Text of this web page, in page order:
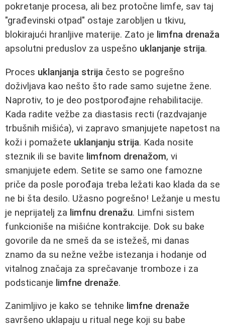
pokretanje procesa, ali bez protočne limfe, sav taj
"građevinski otpad" ostaje zarobljen u tkivu,
blokirajući hranljive materije. Zato je limfna drenaža
apsolutni preduslov za uspešno uklanjanje strija.
Proces uklanjanja strija često se pogrešno
doživljava kao nešto što rade samo sujetne žene.
Naprotiv, to je deo postporođajne rehabilitacije.
Kada radite vežbe za diastasis recti (razdvajanje
trbušnih mišića), vi zapravo smanjujete napetost na
koži i pomažete uklanjanju strija. Kada nosite
steznik ili se bavite limfnom drenažom, vi
smanjujete edem. Setite se samo one famozne
priče da posle porođaja treba ležati kao klada da se
ne bi šta desilo. Užasno pogrešno! Ležanje u mestu
je neprijatelj za limfnu drenažu. Limfni sistem
funkcioniše na mišićne kontrakcije. Dok su bake
govorile da ne smeš da se istežeš, mi danas
znamo da su nežne vežbe istezanja i hodanje od
vitalnog značaja za sprečavanje tromboze i za
podsticanje limfne drenaže.
Zanimljivo je kako se tehnike limfne drenaže
savršeno uklapaju u ritual nege koji su babe